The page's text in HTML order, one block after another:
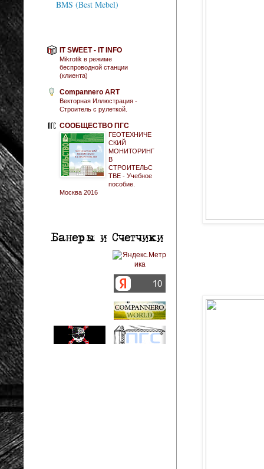
BMS (Best Mebel)
IT SWEET - IT INFO
Mikrotik в режиме
беспроводной станции
(клиента)
Compannero ART
Векторная Иллюстрация -
Строитель с рулеткой.
СООБЩЕСТВО ПГС
ГЕОТЕХНИЧЕ
СКИЙ
МОНИТОРИНГ
В
СТРОИТЕЛЬС
ТВЕ - Учебное
пособие.
Москва 2016